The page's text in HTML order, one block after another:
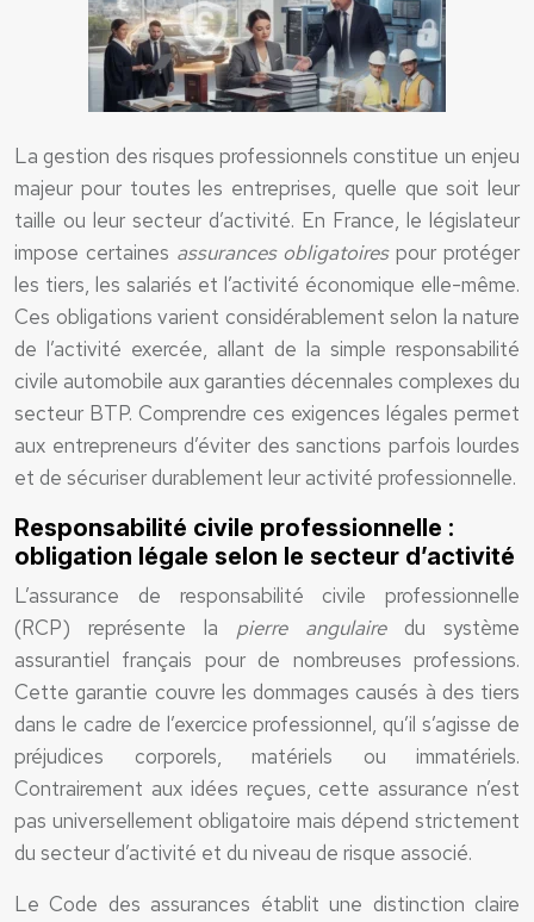
La gestion des risques professionnels constitue un enjeu
majeur pour toutes les entreprises, quelle que soit leur
taille ou leur secteur d’activité. En France, le législateur
impose certaines assurances obligatoirespour protéger
les tiers, les salariés et l’activité économique elle-même.
Ces obligations varient considérablement selon la nature
de l’activité exercée, allant de la simple responsabilité
civile automobile aux garanties décennales complexes du
secteur BTP. Comprendre ces exigences légales permet
aux entrepreneurs d’éviter des sanctions parfois lourdes
et de sécuriser durablement leur activité professionnelle.
Responsabilité civile professionnelle :
obligation légale selon le secteur d’activité
L’assurance de responsabilité civile professionnelle
(RCP) représente la pierre angulairedu système
assurantiel français pour de nombreuses professions.
Cette garantie couvre les dommages causés à des tiers
dans le cadre de l’exercice professionnel, qu’il s’agisse de
préjudices corporels, matériels ou immatériels.
Contrairement aux idées reçues, cette assurance n’est
pas universellement obligatoire mais dépend strictement
du secteur d’activité et du niveau de risque associé.
Le Code des assurances établit une distinction claire